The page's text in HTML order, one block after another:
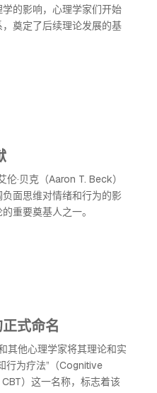
的影响，心理学家们开始
奠定了后续理论发展的基
·贝克（Aaron T. Beck）
面思维对情绪和行为的影
重要奠基人之一。
式命名
其他心理学家将其理论和实
行为疗法”（Cognitive
）这一名称，标志着该